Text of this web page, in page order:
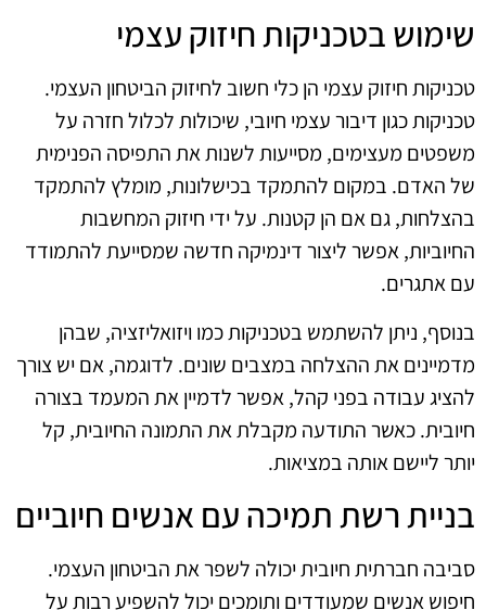
שימוש בטכניקות חיזוק עצמי
טכניקות חיזוק עצמי הן כלי חשוב לחיזוק הביטחון העצמי.
טכניקות כגון דיבור עצמי חיובי, שיכולות לכלול חזרה על
משפטים מעצימים, מסייעות לשנות את התפיסה הפנימית
של האדם. במקום להתמקד בכישלונות, מומלץ להתמקד
בהצלחות, גם אם הן קטנות. על ידי חיזוק המחשבות
החיוביות, אפשר ליצור דינמיקה חדשה שמסייעת להתמודד
עם אתגרים.
בנוסף, ניתן להשתמש בטכניקות כמו ויזואליזציה, שבהן
מדמיינים את ההצלחה במצבים שונים. לדוגמה, אם יש צורך
להציג עבודה בפני קהל, אפשר לדמיין את המעמד בצורה
חיובית. כאשר התודעה מקבלת את התמונה החיובית, קל
יותר ליישם אותה במציאות.
בניית רשת תמיכה עם אנשים חיוביים
סביבה חברתית חיובית יכולה לשפר את הביטחון העצמי.
חיפוש אנשים שמעודדים ותומכים יכול להשפיע רבות על